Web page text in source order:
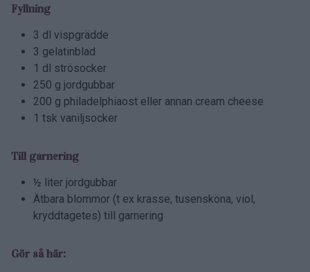
Fyllning
3 dl vispgrädde
3 gelatinblad
1 dl strösocker
250 g jordgubbar
200 g philadelphiaost eller annan cream cheese
1 tsk vaniljsocker
Till garnering
½ liter jordgubbar
Ätbara blommor (t ex krasse, tusensköna, viol,
kryddtagetes) till garnering
Gör så här: